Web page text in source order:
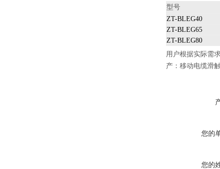
型号
ZT-BLEG40
ZT-BLEG65
ZT-BLEG80
用户根据实际需
产： 移动电缆滑
您的
您的